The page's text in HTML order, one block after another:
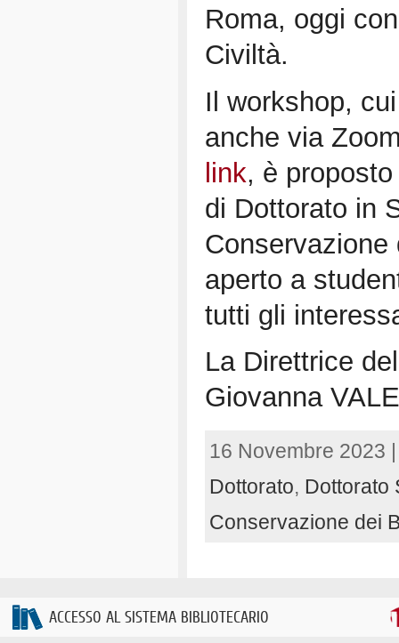
Roma, oggi
Civiltà.
Il workshop,
anche via
link, è
di Dottorato in
aperto a
tutti gli
La Direttrice
Giovanna
16 Novembre 2023
Dottorato, Dottorato
Conservazione dei
ACCESSO AL SISTEMA BIBLIOTECARIO